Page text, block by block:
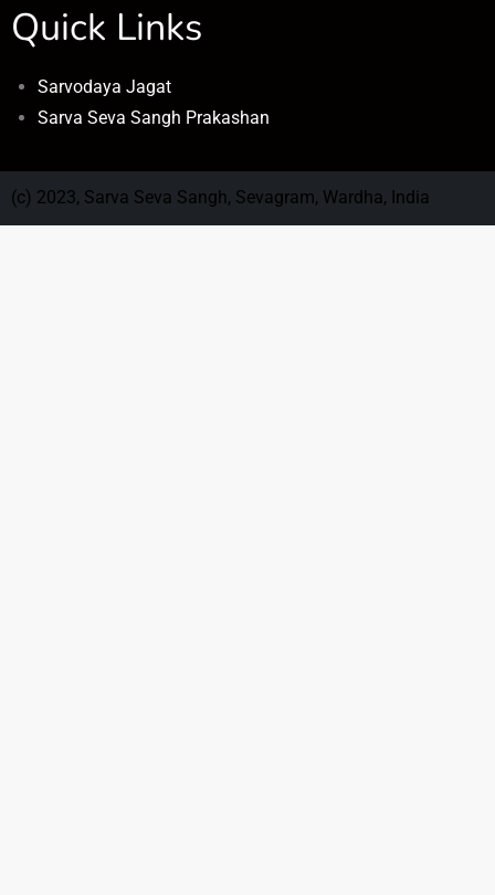
Quick Links
Sarvodaya Jagat
Sarva Seva Sangh Prakashan
(c) 2023, Sarva Seva Sangh, Sevagram, Wardha, India